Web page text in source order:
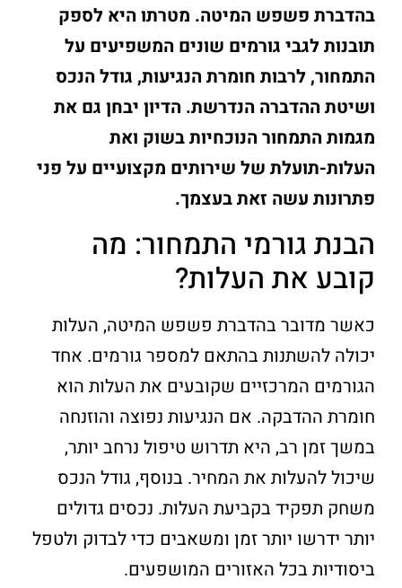
בהדברת פשפש המיטה. מטרתו היא לספק
תובנות לגבי גורמים שונים המשפיעים על
התמחור, לרבות חומרת הנגיעות, גודל הנכס
ושיטת ההדברה הנדרשת. הדיון יבחן גם את
מגמות התמחור הנוכחיות בשוק ואת
העלות-תועלת של שירותים מקצועיים על פני
פתרונות עשה זאת בעצמך.
הבנת גורמי התמחור: מה
קובע את העלות?
כאשר מדובר בהדברת פשפש המיטה, העלות
יכולה להשתנות בהתאם למספר גורמים. אחד
הגורמים המרכזיים שקובעים את העלות הוא
חומרת ההדבקה. אם הנגיעות נפוצה והוזנחה
במשך זמן רב, היא תדרוש טיפול נרחב יותר,
שיכול להעלות את המחיר. בנוסף, גודל הנכס
משחק תפקיד בקביעת העלות. נכסים גדולים
יותר ידרשו יותר זמן ומשאבים כדי לבדוק ולטפל
ביסודיות בכל האזורים המושפעים.